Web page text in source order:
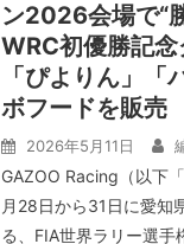
ン2026会場で“
WRC初優勝記念
「ぴよりん」「
ボフードを販売
2026年5月11日
GAZOO Racing（以下
月28日から31日に愛知
る、FIA世界ラリー選手